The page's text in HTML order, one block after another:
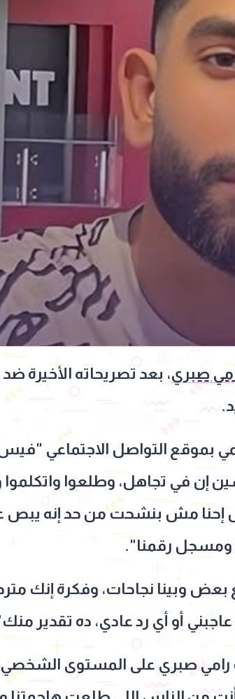
صبري، بعد تصريحاته الأخيرة
بموقع التواصل الاجتماعي
إن في تجاهل، وطلعوا واتكلموا
مش بنشحت من حد إنه يبص
ومسجل رقمنا".
وبينا نجاحات، وفكرة إنك
أو أي رد عادي، ده تقدير
صبري على المستوى الشخصي